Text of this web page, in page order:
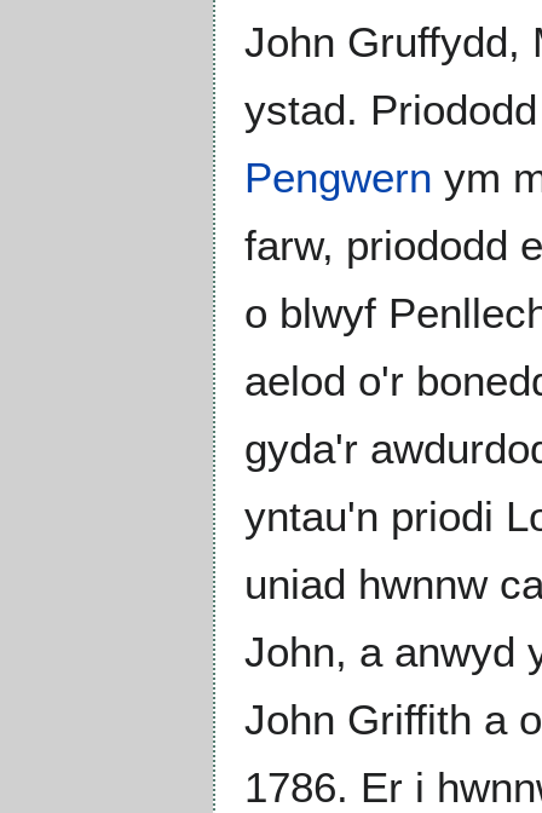
John Gruffydd,
ystad.
Pengwern ym
farw, priododd
o blwyf
aelod o'r
gyda'r
yntau'n priodi
uniad hwnnw
John, a anwyd
John Griffith a
1786. Er i